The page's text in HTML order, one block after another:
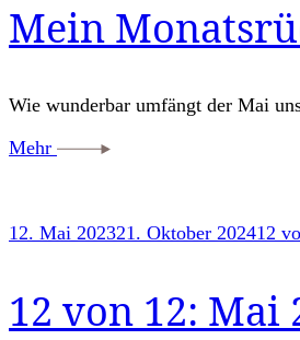
Mein
Wie wunderbar umfängt der Mai
Mehr
12. Mai 202321. Oktober 202412
12 von 12: Mai